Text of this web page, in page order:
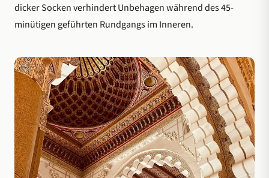
dicker Socken verhindert Unbehagen während des 45-
minütigen geführten Rundgangs im Inneren.